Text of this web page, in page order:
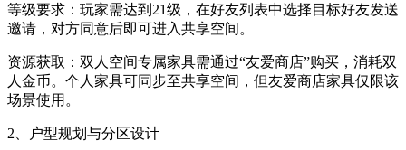
等级要求：玩家需达到21级，在好友列表中选择目标好友发送
邀请，对方同意后即可进入共享空间。
资源获取：双人空间专属家具需通过“友爱商店”购买，消耗双
人金币。个人家具可同步至共享空间，但友爱商店家具仅限该
场景使用。
2、户型规划与分区设计